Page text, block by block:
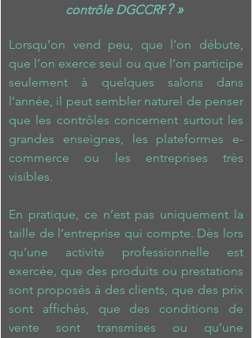
contrôle DGCCRF? »
Lorsqu’on vend peu, que l’on débute,
que l’on exerce seul ou que l’on participe
seulement à quelques salons dans
l’année, il peut sembler naturel de penser
que les contrôles concernent surtout les
grandes enseignes, les plateformes e-
commerce ou les entreprises très
visibles.
En pratique, ce n’est pas uniquement la
taille de l’entreprise qui compte. Dès lors
qu’une activité professionnelle est
exercée, que des produits ou prestations
sont proposés à des clients, que des prix
sont affichés, que des conditions de
vente sont transmises ou qu’une